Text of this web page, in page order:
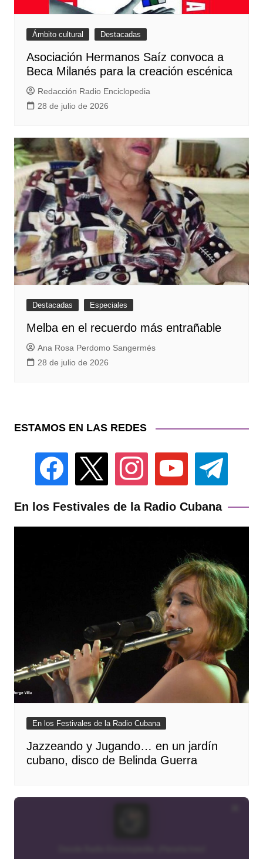
Ámbito cultural Destacadas
Asociación Hermanos Saíz convoca a
Beca Milanés para la creación escénica
Redacción Radio Enciclopedia
28 de julio de 2026
Destacadas Especiales
Melba en el recuerdo más entrañable
Ana Rosa Perdomo Sangermés
28 de julio de 2026
ESTAMOS EN LAS REDES
facebook instagram youtube telegram
En los Festivales de la Radio Cubana
En los Festivales de la Radio Cubana
Jazzeando y Jugando… en un jardín
cubano, disco de Belinda Guerra